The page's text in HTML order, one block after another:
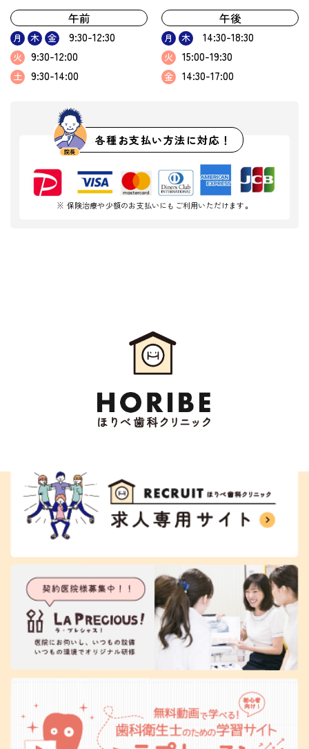
午前
月 木 金 9:30-12:30
火 9:30-12:00
土 9:30-14:00
午後
月 木 14:30-18:30
火 15:00-19:30
金 14:30-17:00
各種お支払い方法に対応！
※ 保険治療や少額のお支払いにもご利用いただけます。